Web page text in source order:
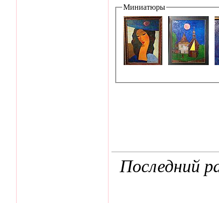
Миниатюры
Последний